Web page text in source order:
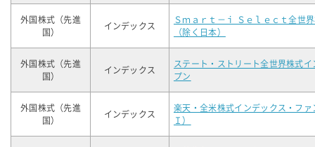
外国株式（先進
国）
インデックス
Ｓｍａｒｔ－ｉ Ｓｅｌｅｃｔ全世
（除く日本）
外国株式（先進
国）
インデックス
ステート・ストリート全世界株式
プン
外国株式（先進
国）
インデックス
楽天・全米株式インデックス・ファ
Ｉ）